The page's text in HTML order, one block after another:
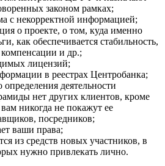
законом рамках;
с некорректной информацией;
о проекте, о том, куда именно
как обеспечивается стабильность,
и др.;
лицензий;
в реестрах Центробанка;
определения деятельности
нет других клиентов, кроме
никогда не покажут ее
посредников;
ваши права;
из средств новых участников, в
нужно привлекать лично.